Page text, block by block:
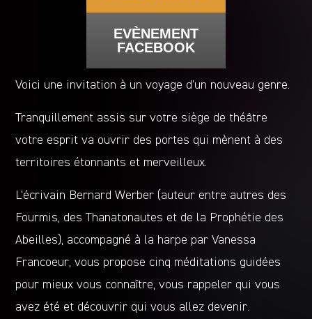
EVÈNEMENT
FACEBOOK
Voici une invitation à un voyage d’un nouveau genre.
Tranquillement assis sur votre siège de théâtre
votre esprit va ouvrir des portes qui mènent à des
territoires étonnants et merveilleux.
L’écrivain Bernard Werber (auteur entre autres des
Fourmis, des Thanatonautes et de la Prophétie des
Abeilles), accompagné à la harpe par Vanessa
Francoeur, vous propose cinq méditations guidées
pour mieux vous connaître, vous rappeler qui vous
avez été et découvrir qui vous allez devenir.